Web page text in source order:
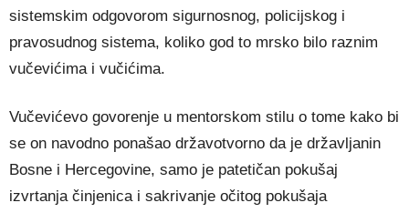
sistemskim odgovorom sigurnosnog, policijskog i
pravosudnog sistema, koliko god to mrsko bilo raznim
vučevićima i vučićima.
Vučevićevo govorenje u mentorskom stilu o tome kako bi
se on navodno ponašao državotvorno da je državljanin
Bosne i Hercegovine, samo je patetičan pokušaj
izvrtanja činjenica i sakrivanje očitog pokušaja